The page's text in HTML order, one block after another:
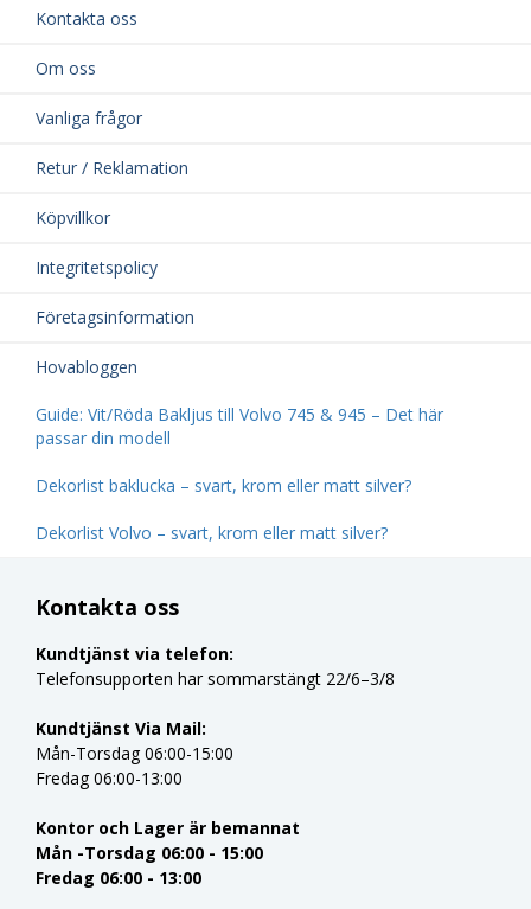
Kontakta oss
Om oss
Vanliga frågor
Retur / Reklamation
Köpvillkor
Integritetspolicy
Företagsinformation
Hovabloggen
Guide: Vit/Röda Bakljus till Volvo 745 & 945 – Det här
passar din modell
Dekorlist baklucka – svart, krom eller matt silver?
Dekorlist Volvo – svart, krom eller matt silver?
Kontakta oss
Kundtjänst via telefon:
Telefonsupporten har sommarstängt 22/6–3/8
Kundtjänst Via Mail:
Mån-Torsdag 06:00-15:00
Fredag 06:00-13:00
Kontor och Lager är bemannat
Mån -Torsdag 06:00 - 15:00
Fredag 06:00 - 13:00